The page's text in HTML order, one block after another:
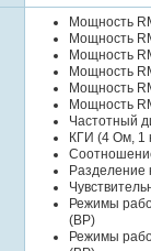
Мощность
Мощность
Мощность
Мощность
Мощность
Мощность
Частотный
КГИ (4 Ом, 1
Разделение
Режимы
(BP)
Режимы